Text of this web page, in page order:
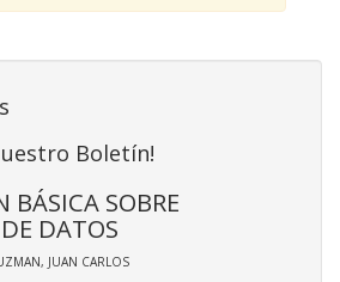
Boletín!
BÁSICA SOBRE
DATOS
JUAN CARLOS